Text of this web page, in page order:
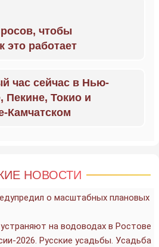
чтобы
это работает
час сейчас в Нью-
Пекине, Токио и
Камчатском
НОВОСТИ
о масштабных плановых
на водоводах в Ростове
2026. Русские усадьбы. Усадьба